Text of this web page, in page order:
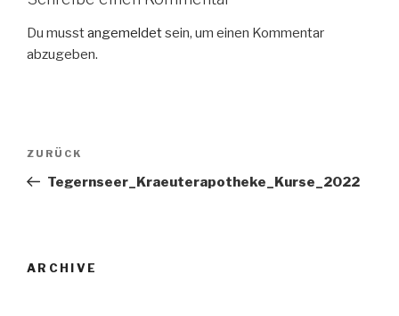
Du musstangemeldetsein, um einen Kommentar
abzugeben.
Beitrags-
Vorheriger
Beitrag
ZURÜCK
Tegernseer_Kraeuterapotheke_Kurse_2022
ARCHIVE